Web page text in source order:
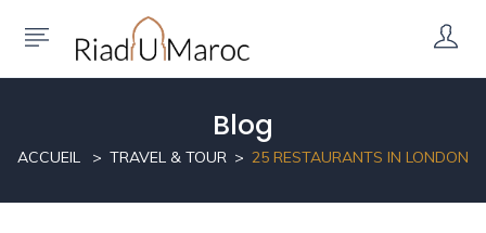
Blog
ACCUEIL TRAVEL & TOUR 25 RESTAURANTS IN LONDON